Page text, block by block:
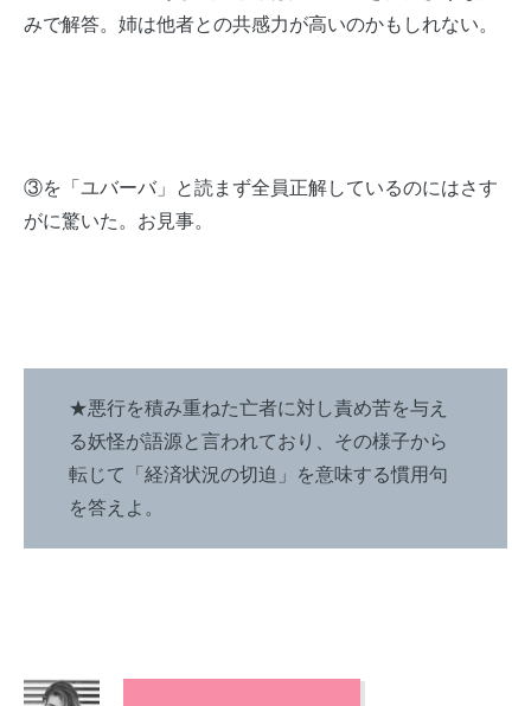
みで解答。姉は他者との共感力が高いのかもしれない。
③を「ユバーバ」と読まず全員正解しているのにはさす
がに驚いた。お見事。
★悪行を積み重ねた亡者に対し責め苦を与え
る妖怪が語源と言われており、その様子から
転じて「経済状況の切迫」を意味する慣用句
を答えよ。